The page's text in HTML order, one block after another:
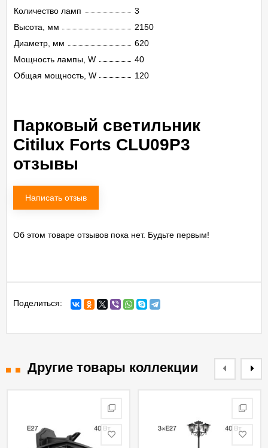
Количество ламп
3
Высота, мм
2150
Диаметр, мм
620
Мощность лампы, W
40
Общая мощность, W
120
Парковый светильник
Citilux Forts CLU09P3
отзывы
Написать отзыв
Об этом товаре отзывов пока нет. Будьте первым!
Поделиться:
Другие товары коллекции